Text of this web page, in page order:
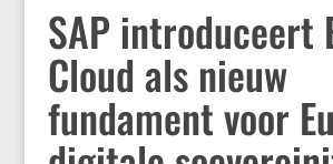
SAP introduceert
Cloud als nieuw
fundament voor